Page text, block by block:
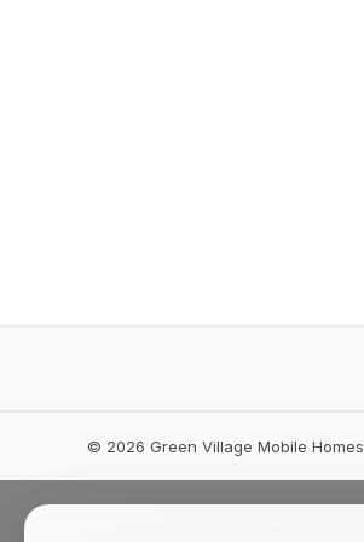
© 2026 Green Village Mobile